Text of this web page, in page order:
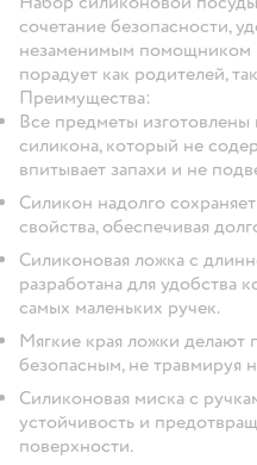
сочетание безопасности,
незаменимым помощником
порадует как родителей,
Преимущества:
Все предметы
силикона, который не
впитывает запахи и не
Силикон надолго
свойства, обеспечивая
Силиконовая ложка с
разработана для удобства
самых маленьких ручек.
Мягкие края ложки делают
безопасным, не травмируя
Силиконовая миска с
устойчивость и
поверхности.